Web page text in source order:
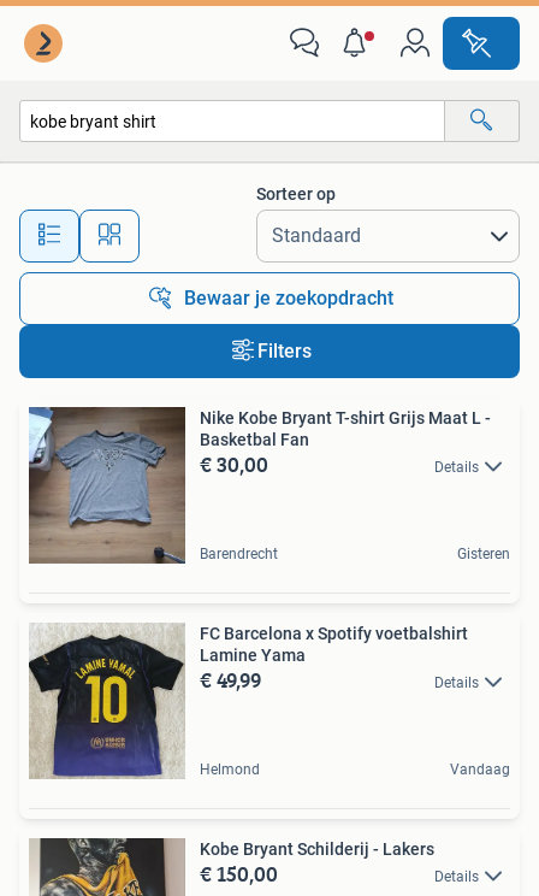
Alle afstanden…
Sorteer op
Bewaar je zoekopdracht
Filters
Nike Kobe Bryant T-shirt Grijs Maat L -
Basketbal Fan
€ 30,00 Details
Barendrecht Gisteren
FC Barcelona x Spotify voetbalshirt
Lamine Yama
€ 49,99 Details
Helmond Vandaag
Kobe Bryant Schilderij - Lakers
€ 150,00 Details